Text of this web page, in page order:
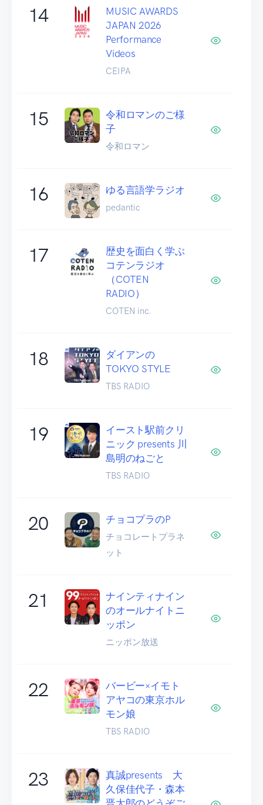
14
MUSIC AWARDS
JAPAN 2026
Performance
Videos
CEIPA
15
令和ロマンのご様
子
令和ロマン
16 ゆる言語学ラジオ
pedantic
17
歴史を面白く学ぶ
コテンラジオ
（COTEN
RADIO）
COTEN inc.
18
ダイアンの
TOKYO STYLE
TBS RADIO
19
イースト駅前クリ
ニック presents 川
島明のねごと
TBS RADIO
20 チョコプラのP
チョコレートプラネ
ット
21
ナインティナイン
のオールナイトニ
ッポン
ニッポン放送
22
バービー×イモト
アヤコの東京ホル
モン娘
TBS RADIO
23
真誠presents 大
久保佳代子・森本